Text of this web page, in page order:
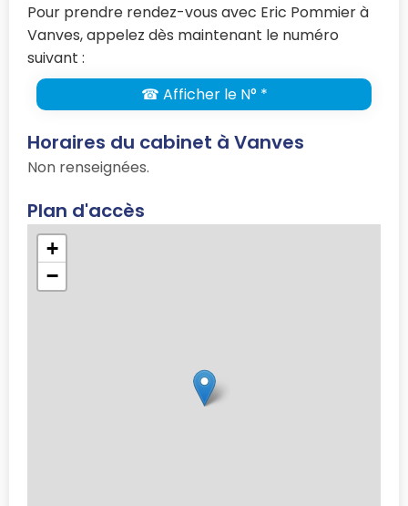
Pour prendre rendez-vous avec Eric Pommier à
Vanves, appelez dès maintenant le numéro
suivant :
☎ Afficher le N° *
Horaires du cabinet à Vanves
Non renseignées.
Plan d'accès
+
−